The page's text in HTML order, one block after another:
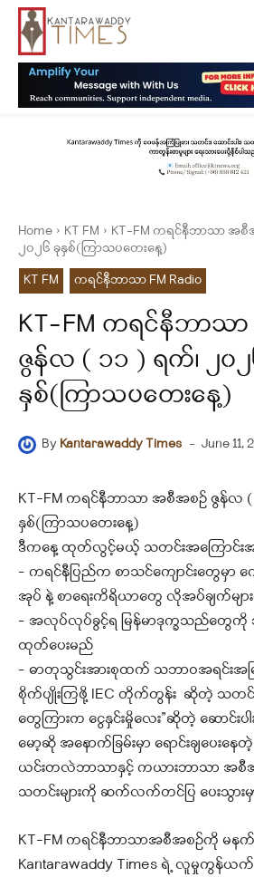
Home KT FM
KT-FM ကရင်နီဘာသာ အစီ
၂၀၂၆ ခုနှစ်(ကြာသပတေးနေ့)
KT FM
ကရင်နီဘာသာ FM Radio
KT-FM ကရင်နီဘာသ
ဇွန်လ ( ၁၁ ) ရက်၊ ၂၀
နှစ်(ကြာသပတေးနေ့)
By Kantarawaddy Times - June 11,
KT-FM ကရင်နီဘာသာ အစီအစဉ် ဇွန်လ (
နှစ်(ကြာသပတေးနေ့)
ဒီကနေ့ ထုတ်လွင့်မယ့် သတင်းအကြောင်း
– ကရင်နီပြည်က စာသင်ကျောင်းတွေမှာ က
အုပ် နဲ့ စာရေးကိရိယာတွေ လိုအပ်ချက်မျာ
– အလုပ်လုပ်ခွင့်ရ မြန်မာဒုက္ခသည်တွေကို
ထုတ်ပေးမည်
– ဓာတုသွင်းအားစုထက် သဘာဝအရင်းအ
စိုက်ပျိုးကြဖို့ IEC တိုက်တွန်း ဆိုတဲ့ သတင်
တွေကြားက ငွေနှင်းမှိုလေး”ဆိုတဲ့ ဆောင်းပ
မော့ဆို အနောက်ခြမ်းမှာ ရောင်းချပေးနေ
ယင်းတလဲဘာသာနှင့် ကယားဘာသာ အစီ
သတင်းများကို ဆက်လက်တင်ပြ ပေးသွားမှ
KT-FM ကရင်နီဘာသာအစီအစဉ်ကို မနက်
Kantarawaddy Times ရဲ့ လူမှုကွန်ယ